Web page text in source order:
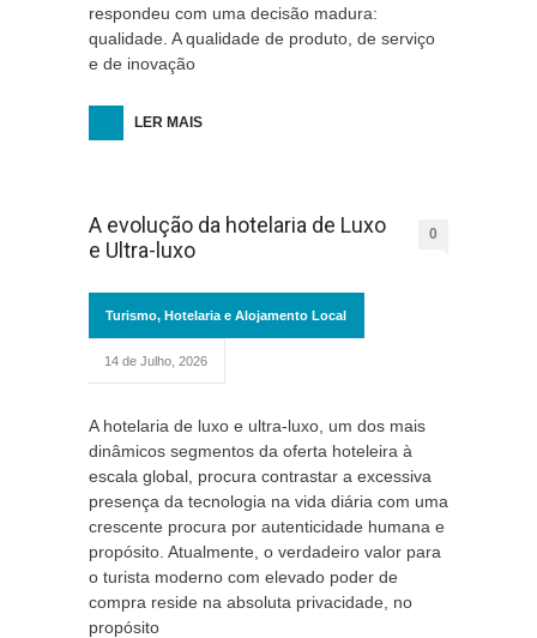
respondeu com uma decisão madura:
qualidade. A qualidade de produto, de serviço
e de inovação
LER MAIS
A evolução da hotelaria de Luxo
e Ultra-luxo
0
Turismo, Hotelaria e Alojamento Local
14 de Julho, 2026
A hotelaria de luxo e ultra-luxo, um dos mais
dinâmicos segmentos da oferta hoteleira à
escala global, procura contrastar a excessiva
presença da tecnologia na vida diária com uma
crescente procura por autenticidade humana e
propósito. Atualmente, o verdadeiro valor para
o turista moderno com elevado poder de
compra reside na absoluta privacidade, no
propósito